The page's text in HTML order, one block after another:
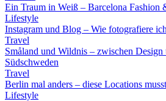
Ein Traum in Weiß – Barcelona Fashion
Lifestyle
Instagram und Blog – Wie fotografiere
Travel
Småland und Wildnis – zwischen
Südschweden
Travel
Berlin mal anders – diese Locations
Lifestyle